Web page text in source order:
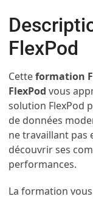
FlexPod
Cetteformation
FlexPod vous
solution FlexPod
de données
ne travaillant pas
découvrir ses
performances.
La formation